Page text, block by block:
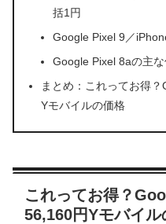
括1円
Google Pixel 9／
Google Pixel 8aの主
まとめ：これってお得
Yモバイルの価格
これってお得？
56,160円Yモバイル